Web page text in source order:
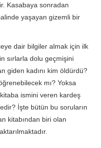
Kasabaya sonradan
yaşayan gizemli bir
dair bilgiler almak için ilk
sırlarla dolu geçmişini
giden kadını kim öldürdü?
mı? Yoksa
ismini veren kardeş
İşte bütün bu soruların
kitabından biri olan